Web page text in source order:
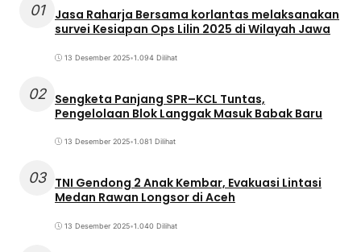
01
Jasa Raharja Bersama korlantas melaksanakan
survei Kesiapan Ops Lilin 2025 di Wilayah Jawa
13 Desember 2025•1.094 Dilihat
02 Sengketa Panjang SPR–KCL Tuntas,
Pengelolaan Blok Langgak Masuk Babak Baru
13 Desember 2025•1.081 Dilihat
03 TNI Gendong 2 Anak Kembar, Evakuasi Lintasi
Medan Rawan Longsor di Aceh
13 Desember 2025•1.040 Dilihat